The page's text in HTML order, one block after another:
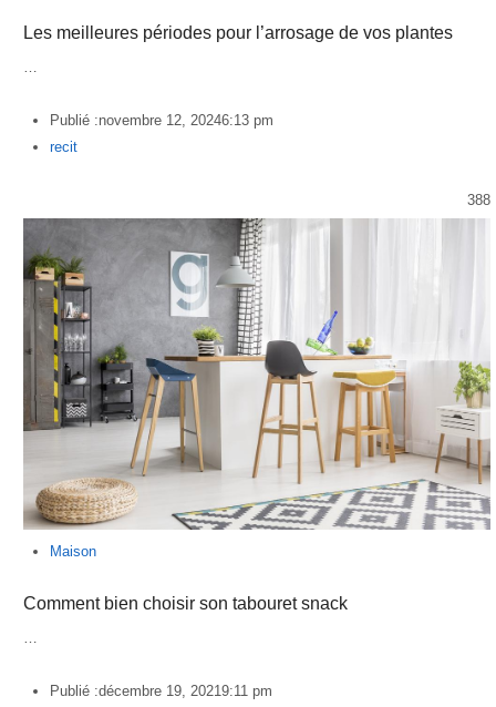
Les meilleures périodes pour l’arrosage de vos plantes
Publié :novembre 12, 20246:13 pm
Author
recit
388
Maison
Comment bien choisir son tabouret snack
…
Publié :décembre 19, 20219:11 pm